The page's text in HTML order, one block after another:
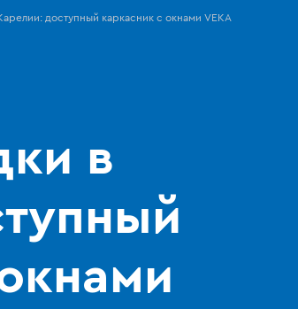
доступный каркасник с окнами VEKA
в